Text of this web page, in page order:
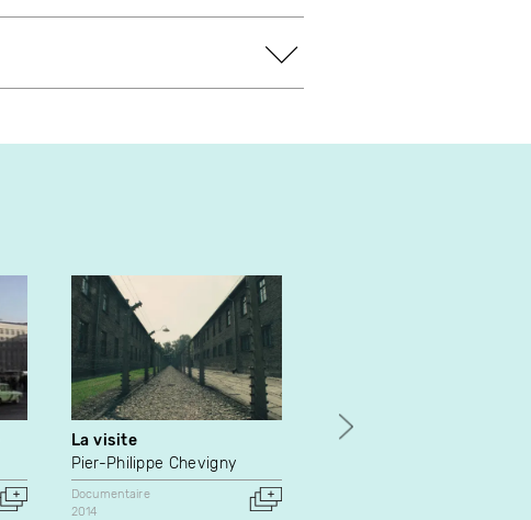
La visite
Pier-Philippe Chevigny
Documentaire
2014
Judith Vienneau